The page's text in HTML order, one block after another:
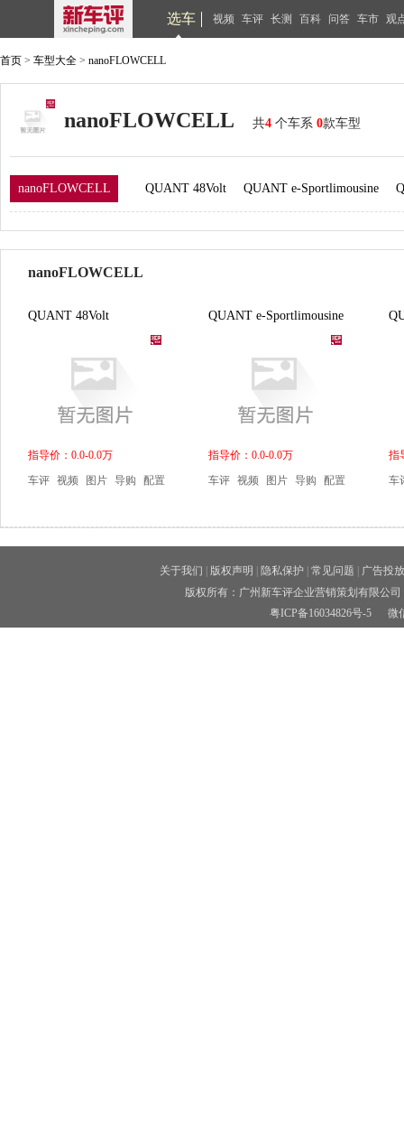
选车 视频 车评 长测 百科 问答 车市 观
首页 > 车型大全 > nanoFLOWCELL
nanoFLOWCELL 共4 个车系 0款车型
nanoFLOWCELL QUANT 48Volt QUANT e-Sportlimousine
nanoFLOWCELL
QUANT 48Volt
指导价：0.0-0.0万
车评 视频 图片 导购 配置
QUANT e-Sportlimousine
指导价：0.0-0.0万
车评 视频 图片 导购 配置
指
车
关于我们 版权声明 隐私保护 常见问题
广告投放
版权所有：广州新车评企业营销策划有限公
粤ICP备16034826号-5微信